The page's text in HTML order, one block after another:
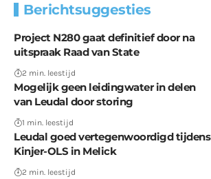
Berichtsuggesties
Project N280 gaat definitief door na
uitspraak Raad van State
2 min. leestijd
Mogelijk geen leidingwater in delen
van Leudal door storing
1 min. leestijd
Leudal goed vertegenwoordigd tijdens
Kinjer-OLS in Melick
2 min. leestijd